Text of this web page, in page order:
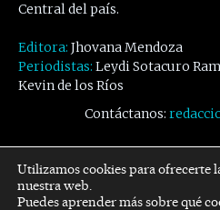
Central del país.
Editora: Jhovana Mendoza
Periodistas: Leydi Sotacuro
Kevin de los Ríos
Contáctanos:
Facebook
Utilizamos cookies para ofrecerte
nuestra web.
Puedes aprender más sobre qué